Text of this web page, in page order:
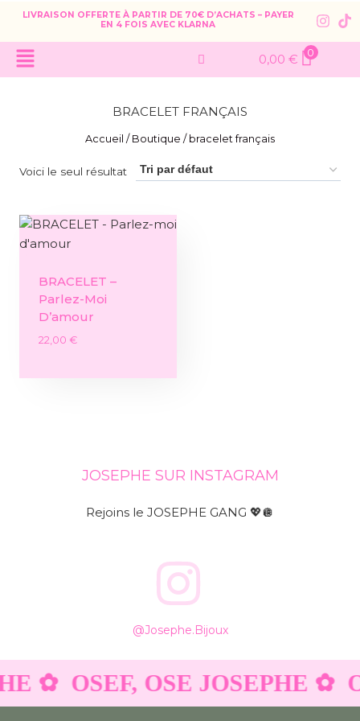
LIVRAISON OFFERTE À PARTIR DE 70€ D’ACHATS – PAYER
EN 4 FOIS AVEC KLARNA
0,00 € 0
BRACELET FRANÇAIS
Accueil / Boutique / bracelet français
Voici le seul résultat
BRACELET –
Parlez-Moi
D’amour
22,00 €
JOSEPHE SUR INSTAGRAM
Rejoins le JOSEPHE GANG 💖🪩
@josephe.bijoux
✿ OSEF, OSE JOSEPHE ✿